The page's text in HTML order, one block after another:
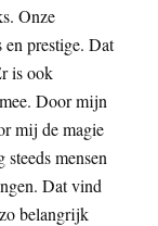
Onze
en prestige. Dat
is ook
Door mijn
mij de magie
mensen
Dat vind
belangrijk